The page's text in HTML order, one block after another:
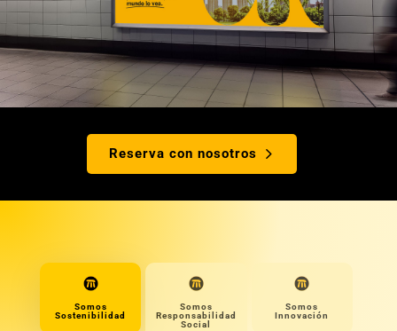
Reserva con nosotros
Somos
Sostenibilidad
Somos
Responsabilidad
Social
Somos
Innovación